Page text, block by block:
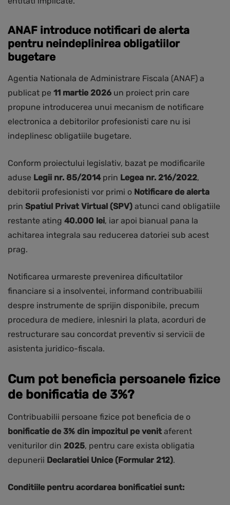
ANAF introduce notificari de alerta
pentru neindeplinirea obligatiilor
bugetare
Agentia Nationala de Administrare Fiscala (ANAF) a
publicat pe 11 martie 2026 un proiect prin care
propune introducerea unui mecanism de notificare
electronica a debitorilor profesionisti care nu isi
indeplinesc obligatiile bugetare.
Conform proiectului legislativ, bazat pe modificarile
aduse Legii nr. 85/2014prin Legea nr. 216/2022,
debitorii profesionisti vor primi o Notificare de alerta
prin Spatiul Privat Virtual (SPV) atunci cand obligatiile
restante ating 40.000 lei, iar apoi bianual pana la
achitarea integrala sau reducerea datoriei sub acest
prag.
Notificarea urmareste prevenirea dificultatilor
financiare si a insolventei, informand contribuabilii
despre instrumente de sprijin disponibile, precum
procedura de mediere, inlesniri la plata, acorduri de
restructurare sau concordat preventiv si servicii de
asistenta juridico-fiscala.
Cum pot beneficia persoanele fizice
de bonificatia de 3%?
Contribuabilii persoane fizice pot beneficia de o
bonificatie de 3% din impozitul pe venit aferent
veniturilor din 2025, pentru care exista obligatia
depunerii Declaratiei Unice (Formular 212).
Conditiile pentru acordarea bonificatiei sunt: